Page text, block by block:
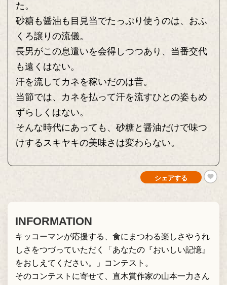
た。
砂糖も醤油も目見当でたっぷり使うのは、おふ
くろ譲りの流儀。
長男がこの息遣いを会得しつつあり、当番交代
も遠くはない。
汗を流してカネを稼いだのは昔。
当節では、カネを払って汗を流すひとの姿もめ
ずらしくはない。
そんな時代にあっても、砂糖と醤油だけで味つ
けするスキヤキの美味さは変わらない。
シェアする
INFORMATION
キッコーマンが応援する、食にまつわる楽しさやうれ
しさをつづっていただく「あなたの『おいしい記憶』
をおしえてください。」コンテスト。
そのコンテストに寄せて、直木賞作家の山本一力さん